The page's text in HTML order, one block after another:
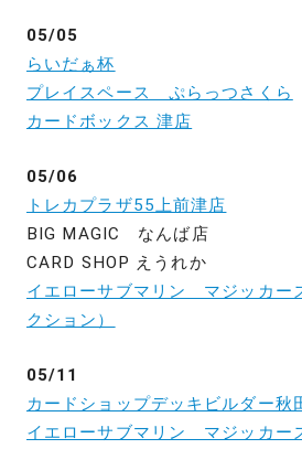
05/05
らいだぁ杯
プレイスペース ぷらっつさくら
カードボックス 津店
05/06
トレカプラザ55上前津店
BIG MAGIC なんば店
CARD SHOP えうれか
イエローサブマリン マジッカー
クション）
05/11
カードショップデッキビルダー秋
イエローサブマリン マジッカー